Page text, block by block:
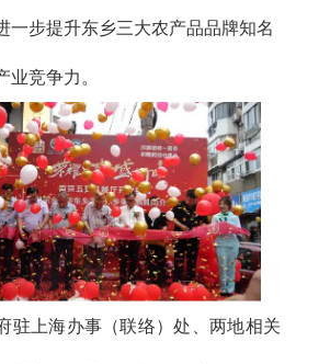
一步提升东乡三大农产品品牌知名
业竞争力。
驻上海办事（联络）处、两地相关